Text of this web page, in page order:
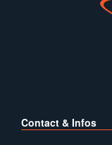
Contact & Infos